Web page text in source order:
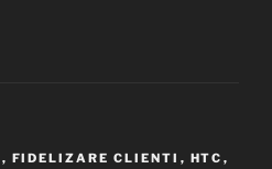
, FIDELIZARE CLIENTI , HTC ,